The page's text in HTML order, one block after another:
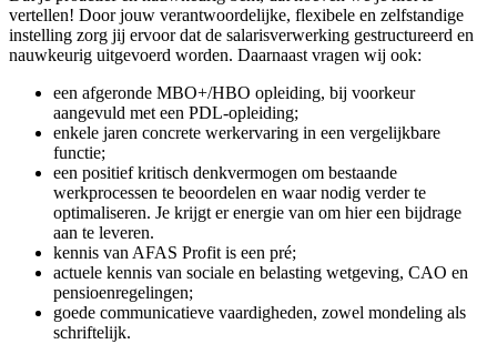
vertellen! Door jouw verantwoordelijke, flexibele en zelfstandige
instelling zorg jij ervoor dat de salarisverwerking gestructureerd en
nauwkeurig uitgevoerd worden. Daarnaast vragen wij ook:
een afgeronde MBO+/HBO opleiding, bij voorkeur
aangevuld met een PDL-opleiding;
enkele jaren concrete werkervaring in een vergelijkbare
functie;
een positief kritisch denkvermogen om bestaande
werkprocessen te beoordelen en waar nodig verder te
optimaliseren. Je krijgt er energie van om hier een bijdrage
aan te leveren.
kennis van AFAS Profit is een pré;
actuele kennis van sociale en belasting wetgeving, CAO en
pensioenregelingen;
goede communicatieve vaardigheden, zowel mondeling als
schriftelijk.